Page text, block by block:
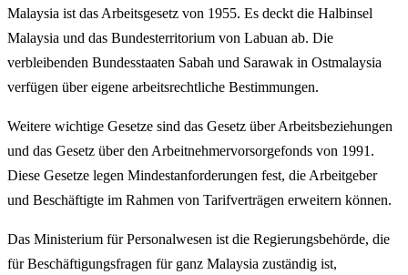
Malaysia ist das Arbeitsgesetz von 1955. Es deckt die Halbinsel
Malaysia und das Bundesterritorium von Labuan ab. Die
verbleibenden Bundesstaaten Sabah und Sarawak in Ostmalaysia
verfügen über eigene arbeitsrechtliche Bestimmungen.
Weitere wichtige Gesetze sind das Gesetz über Arbeitsbeziehungen
und das Gesetz über den Arbeitnehmervorsorgefonds von 1991.
Diese Gesetze legen Mindestanforderungen fest, die Arbeitgeber
und Beschäftigte im Rahmen von Tarifverträgen erweitern können.
Das Ministerium für Personalwesen ist die Regierungsbehörde, die
für Beschäftigungsfragen für ganz Malaysia zuständig ist,